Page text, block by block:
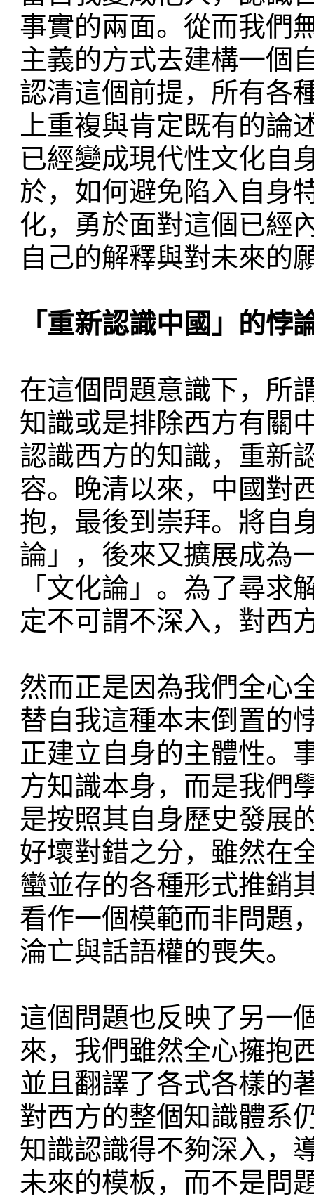
事實的兩面。從而我們
主義的方式去建構一個
認清這個前提，所有各
上重複與肯定既有的論
已經變成現代性文化自
於，如何避免陷入自身
化，勇於面對這個已經
自己的解釋與對未來的
「重新認識中國」的悖
在這個問題意識下，所
知識或是排除西方有關
認識西方的知識，重新
容。晚清以來，中國對
抱，最後到崇拜。將自
論」，後來又擴展成為
「文化論」。為了尋
定不可謂不深入，對西
然而正是因為我們全心
替自我這種本末倒置的
正建立自身的主體性。
方知識本身，而是我們
是按照其自身歷史發展
好壞對錯之分，雖然在
蠻並存的各種形式推銷
看作一個模範而非問題
淪亡與話語權的喪失。
這個問題也反映了另一
來，我們雖然全心擁抱
並且翻譯了各式各樣的
對西方的整個知識體系
知識認識得不夠深入，
未來的模板，而不是問